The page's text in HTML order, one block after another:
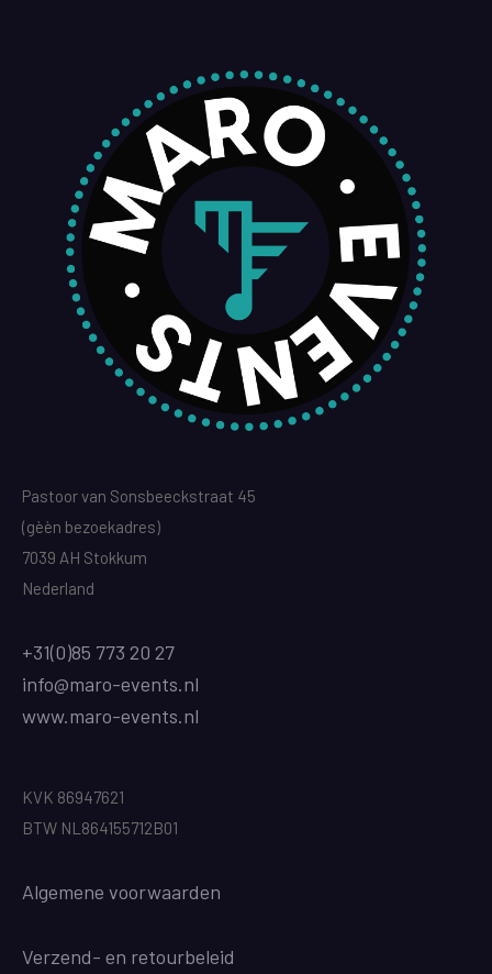
Pastoor van Sonsbeeckstraat 45
(gèèn bezoekadres)
7039 AH Stokkum
Nederland
+31(0)85 773 20 27
info@maro-events.nl
www.maro-events.nl
KVK 86947621
BTW NL864155712B01
Algemene voorwaarden
Verzend- en retourbeleid